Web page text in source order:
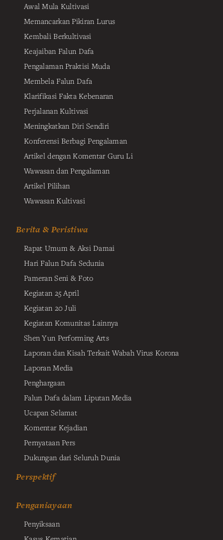
Awal Mula Kultivasi
Memancarkan Pikiran Lurus
Kembali Berkultivasi
Keajaiban Falun Dafa
Pengalaman Praktisi Muda
Membela Falun Dafa
Klarifikasi Fakta Kebenaran
Perjalanan Kultivasi
Meningkatkan Diri Sendiri
Konferensi Berbagi Pengalaman
Artikel dengan Komentar Guru Li
Wawasan dan Pengalaman
Artikel Pilihan
Wawasan Kultivasi
Berita & Peristiwa
Rapat Umum & Aksi Damai
Hari Falun Dafa Sedunia
Pameran Seni & Foto
Kegiatan 25 April
Kegiatan 20 Juli
Kegiatan Komunitas Lainnya
Shen Yun Performing Arts
Laporan dan Kisah Terkait Wabah Virus Korona
Laporan Media
Penghargaan
Falun Dafa dalam Liputan Media
Ucapan Selamat
Komentar Kejadian
Pernyataan Pers
Dukungan dari Seluruh Dunia
Perspektif
Penganiayaan
Penyiksaan